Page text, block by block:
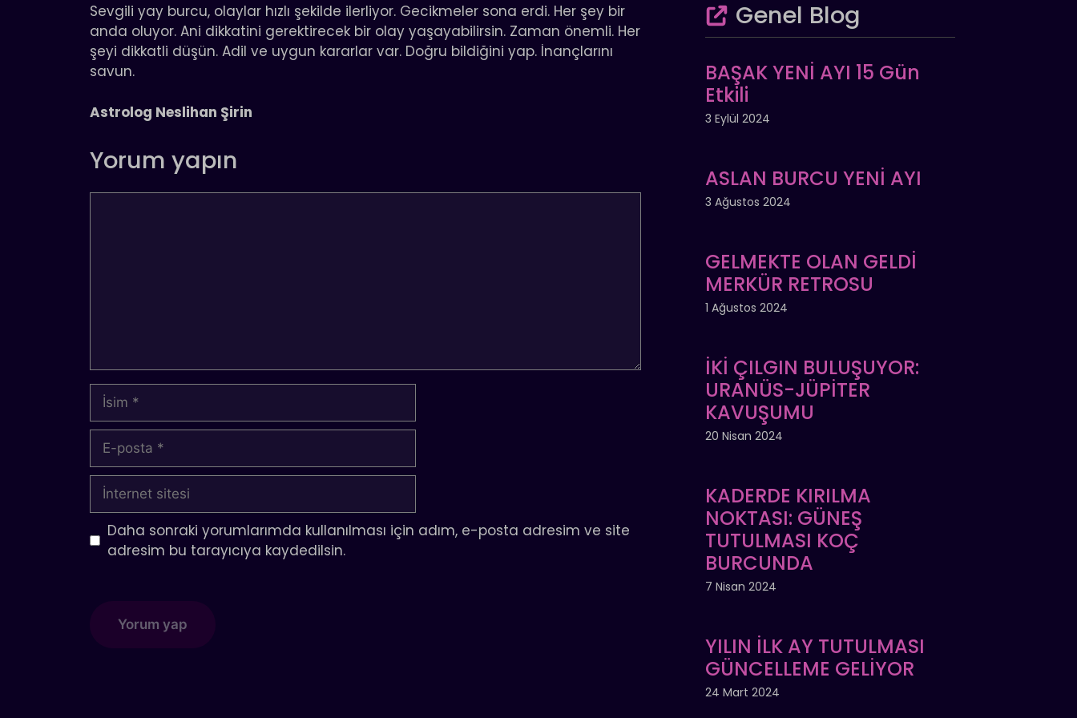
Sevgili yay burcu, olaylar hızlı şekilde ilerliyor. Gecikmeler sona erdi. Her şey bir
anda oluyor. Ani dikkatini gerektirecek bir olay yaşayabilirsin. Zaman önemli. Her
şeyi dikkatli düşün. Adil ve uygun kararlar var. Doğru bildiğini yap. İnançlarını
savun.
Astrolog Neslihan Şirin
Yorum yapın
İsim
posta
İnternet
sitesi
Daha sonraki yorumlarımda kullanılması için adım, e-posta adresim ve site
adresim bu tarayıcıya kaydedilsin.
Genel Blog
BAŞAK YENİ AYI 15 Gün
Etkili
3 Eylül 2024
ASLAN BURCU YENİ AYI
3 Ağustos 2024
GELMEKTE OLAN GELDİ
MERKÜR RETROSU
1 Ağustos 2024
İKİ ÇILGIN BULUŞUYOR:
URANÜS-JÜPİTER
KAVUŞUMU
20 Nisan 2024
KADERDE KIRILMA
NOKTASI: GÜNEŞ
TUTULMASI KOÇ
BURCUNDA
7 Nisan 2024
YILIN İLK AY TUTULMASI
GÜNCELLEME GELİYOR
24 Mart 2024